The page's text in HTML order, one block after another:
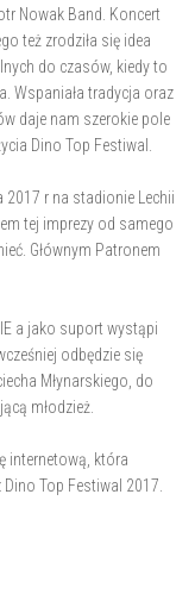
Nowak Band. Koncert
też zrodziła się idea
do czasów, kiedy to
Wspaniała tradycja oraz
daje nam szerokie pole
Dino Top Festiwal.
2017 r na stadionie Lechii
tej imprezy od samego
Głównym Patronem
a jako suport wystąpi
odbędzie się
Młynarskiego, do
młodzież.
internetową, która
Top Festiwal 2017.